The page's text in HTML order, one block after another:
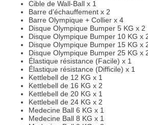
Cible de Wall-Ball x 1
Barre d’échauffement x 2
Barre Olympique + Collier x 4
Disque Olympique Bumper 5 KG x 2
Disque Olympique Bumper 10 KG x
Disque Olympique Bumper 15 KG x
Disque Olympique Bumper 25 KG x
Élastique résistance (Facile) x 1
Élastique résistance (Difficile) x 1
Kettlebell de 12 KG x 1
Kettlebell de 16 KG x 2
Kettlebell de 20 KG x 1
Kettlebell de 24 KG x 2
Medecine Ball 6 KG x 1
Medecine Ball 8 KG x 1